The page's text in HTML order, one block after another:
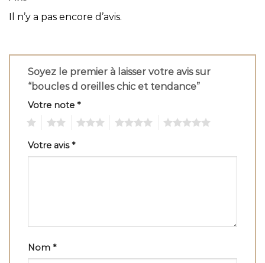
Il n’y a pas encore d’avis.
Soyez le premier à laisser votre avis sur
“boucles d oreilles chic et tendance”
Votre note *
Votre avis*
Nom *